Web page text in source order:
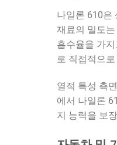
나일론 610은
재료의 밀도
흡수율을 가
로 직접적으
열적 특성 측
에서 나일론
지 능력을 보